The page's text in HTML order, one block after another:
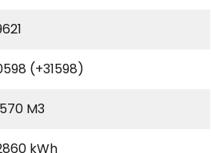
(+31598)
M3
kWh